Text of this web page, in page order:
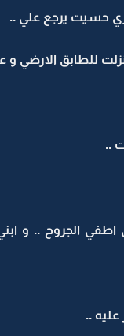
حسيت يرجع علي ..
للطابق الارضي و
..
الجروح .. و
عليه ..